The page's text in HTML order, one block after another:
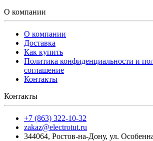
О компании
О компании
Доставка
Как купить
Политика конфиденциальности и
соглашение
Контакты
Контакты
+7 (863) 322-10-32
zakaz@electrotut.ru
344064, Ростов-на-Дону, ул.